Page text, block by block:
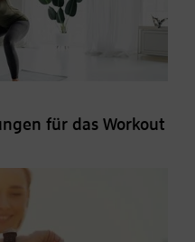
für das Workout